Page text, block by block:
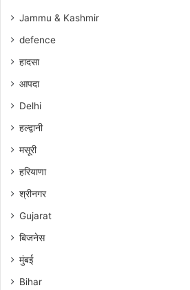
Jammu & Kashmir
defence
हादसा
आपदा
Delhi
हल्द्वानी
मसूरी
हरियाणा
श्रीनगर
Gujarat
बिजनेस
मुंबई
Bihar